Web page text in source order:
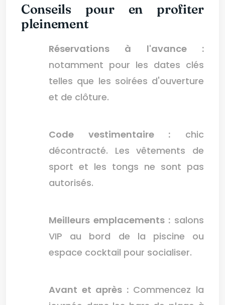
Conseils pour en profiter
pleinement
Réservations à l'avance :
notamment pour les dates clés
telles que les soirées d'ouverture
et de clôture.
Code vestimentaire : chic
décontracté. Les vêtements de
sport et les tongs ne sont pas
autorisés.
Meilleurs emplacements : salons
VIP au bord de la piscine ou
espace cocktail pour socialiser.
Avant et après :Commencez la